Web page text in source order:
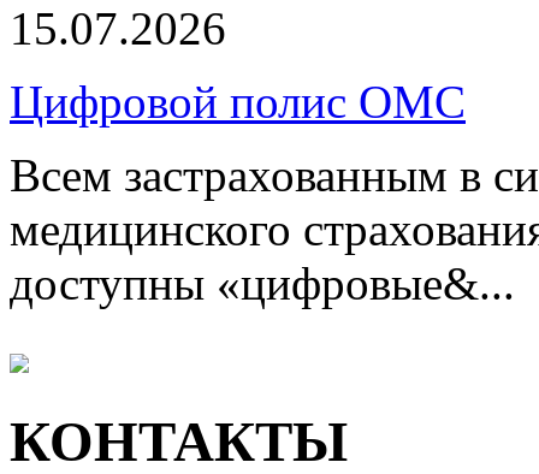
15.07.2026
Цифровой полис ОМС
Всем застрахованным в
медицинского
доступны «цифровые&...
КОНТАКТЫ